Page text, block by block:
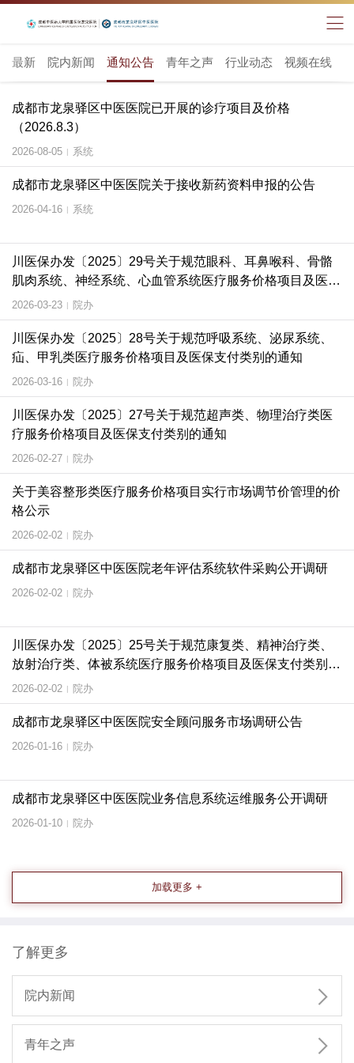
最新 院内新闻 通知公告 青年之声 行业动态 视频在线
成都市龙泉驿区中医医院已开展的诊疗项目及价格
（2026.8.3）
2026-08-05 | 系统
成都市龙泉驿区中医医院关于接收新药资料申报的公告
2026-04-16 | 系统
川医保办发〔2025〕29号关于规范眼科、耳鼻喉科、骨骼
肌肉系统、神经系统、心血管系统医疗服务价格项目及医保
支付类别的通知
2026-03-23 | 院办
川医保办发〔2025〕28号关于规范呼吸系统、泌尿系统、
疝、甲乳类医疗服务价格项目及医保支付类别的通知
2026-03-16 | 院办
川医保办发〔2025〕27号关于规范超声类、物理治疗类医
疗服务价格项目及医保支付类别的通知
2026-02-27 | 院办
关于美容整形类医疗服务价格项目实行市场调节价管理的价
格公示
2026-02-02 | 院办
成都市龙泉驿区中医医院老年评估系统软件采购公开调研
2026-02-02 | 院办
川医保办发〔2025〕25号关于规范康复类、精神治疗类、
放射治疗类、体被系统医疗服务价格项目及医保支付类别的
通知
2026-02-02 | 院办
成都市龙泉驿区中医医院安全顾问服务市场调研公告
2026-01-16 | 院办
成都市龙泉驿区中医医院业务信息系统运维服务公开调研
2026-01-10 | 院办
加载更多 +
了解更多
院内新闻 
青年之声 